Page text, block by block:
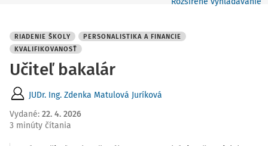
RIADENIE ŠKOLY
PERSONALISTIKA A FINANCIE
KVALIFIKOVANOSŤ
Učiteľ bakalár
JUDr. Ing. Zdenka Matulová Juríková
Vydané: 22. 4. 2026
3 minúty čítania